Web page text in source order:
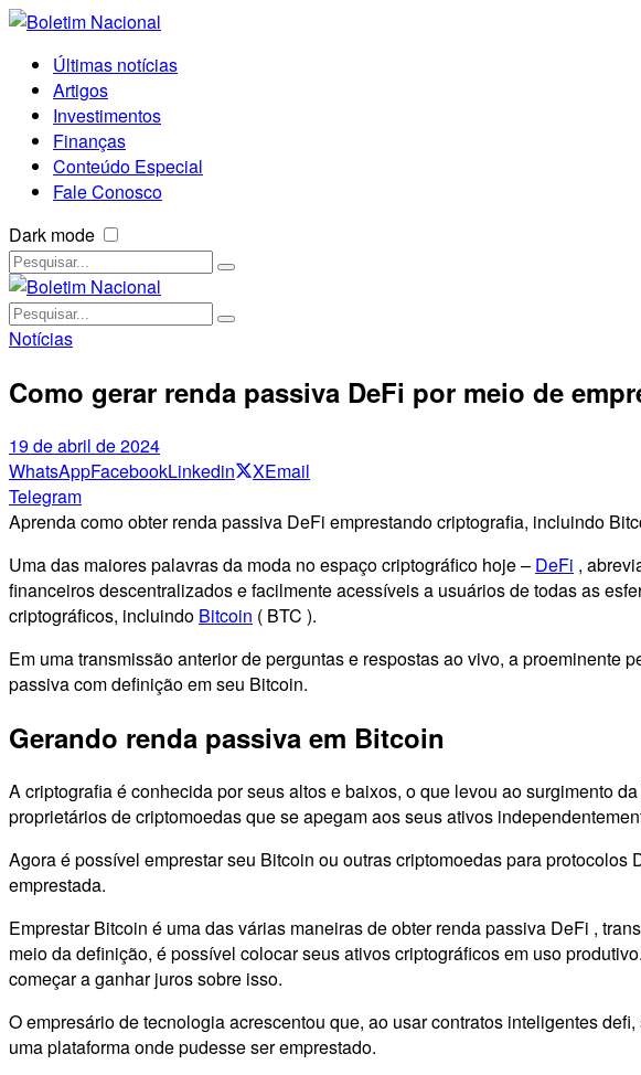
Últimas notícias
Artigos
Investimentos
Finanças
Conteúdo Especial
Fale Conosco
Dark mode
Notícias
Como gerar renda passiva DeFi por meio de
19 de abril de 2024
WhatsAppFacebookLinkedin XEmail
Telegram
Aprenda como obter renda passiva DeFi emprestando criptografia, incluindo
Uma das maiores palavras da moda no espaço criptográfico hoje – DeFi ,
financeiros descentralizados e facilmente acessíveis a usuários de todas as
criptográficos, incluindo Bitcoin ( BTC ).
Em uma transmissão anterior de perguntas e respostas ao vivo, a
passiva com definição em seu Bitcoin.
Gerando renda passiva em Bitcoin
A criptografia é conhecida por seus altos e baixos, o que levou ao surgimento
proprietários de criptomoedas que se apegam aos seus ativos
Agora é possível emprestar seu Bitcoin ou outras criptomoedas para
emprestada.
Emprestar Bitcoin é uma das várias maneiras de obter renda passiva DeFi ,
meio da definição, é possível colocar seus ativos criptográficos em uso
começar a ganhar juros sobre isso.
O empresário de tecnologia acrescentou que, ao usar contratos inteligentes
uma plataforma onde pudesse ser emprestado.